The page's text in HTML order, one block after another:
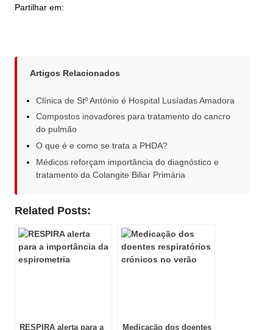
Partilhar em:
Artigos Relacionados
Clínica de Stº António é Hospital Lusíadas Amadora
Compostos inovadores para tratamento do cancro
do pulmão
O que é e como se trata a PHDA?
Médicos reforçam importância do diagnóstico e
tratamento da Colangite Biliar Primária
Related Posts:
RESPIRA alerta para a
Medicação dos doentes